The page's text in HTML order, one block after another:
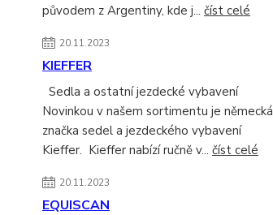
původem z Argentiny, kde j... číst celé
20.11.2023
KIEFFER
Sedla a ostatní jezdecké vybavení
Novinkou v našem sortimentu je německá
značka sedel a jezdeckého vybavení
Kieffer. Kieffer nabízí ručně v... číst celé
20.11.2023
EQUISCAN